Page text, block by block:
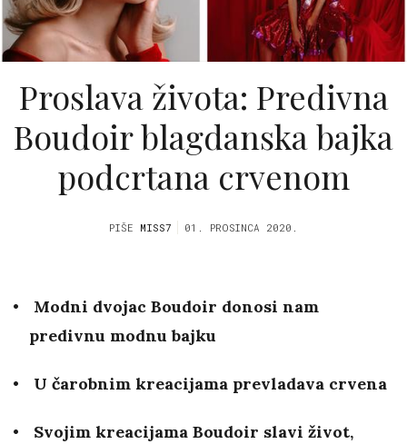
Proslava života: Predivna
Boudoir blagdanska bajka
podcrtana crvenom
PIŠE MISS7 01. PROSINCA 2020.
Modni dvojac Boudoir donosi nam
predivnu modnu bajku
U čarobnim kreacijama prevladava crvena
Svojim kreacijama Boudoir slavi život,